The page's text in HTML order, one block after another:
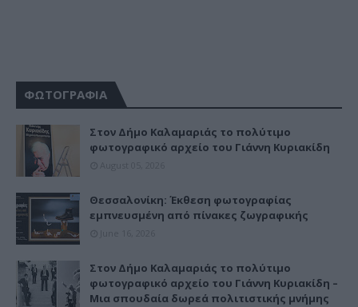
ΦΩΤΟΓΡΑΦΙΑ
Στον Δήμο Καλαμαριάς το πολύτιμο
φωτογραφικό αρχείο του Γιάννη Κυριακίδη
Θεσσαλονίκη: Έκθεση φωτογραφίας
εμπνευσμένη από πίνακες ζωγραφικής
Στον Δήμο Καλαμαριάς το πολύτιμο
φωτογραφικό αρχείο του Γιάννη Κυριακίδη –
Μια σπουδαία δωρεά πολιτιστικής μνήμης